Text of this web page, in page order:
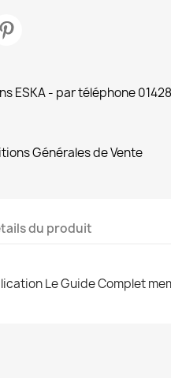
ESKA - par téléphone
Générales de Vente
du produit
Le Guide Complet